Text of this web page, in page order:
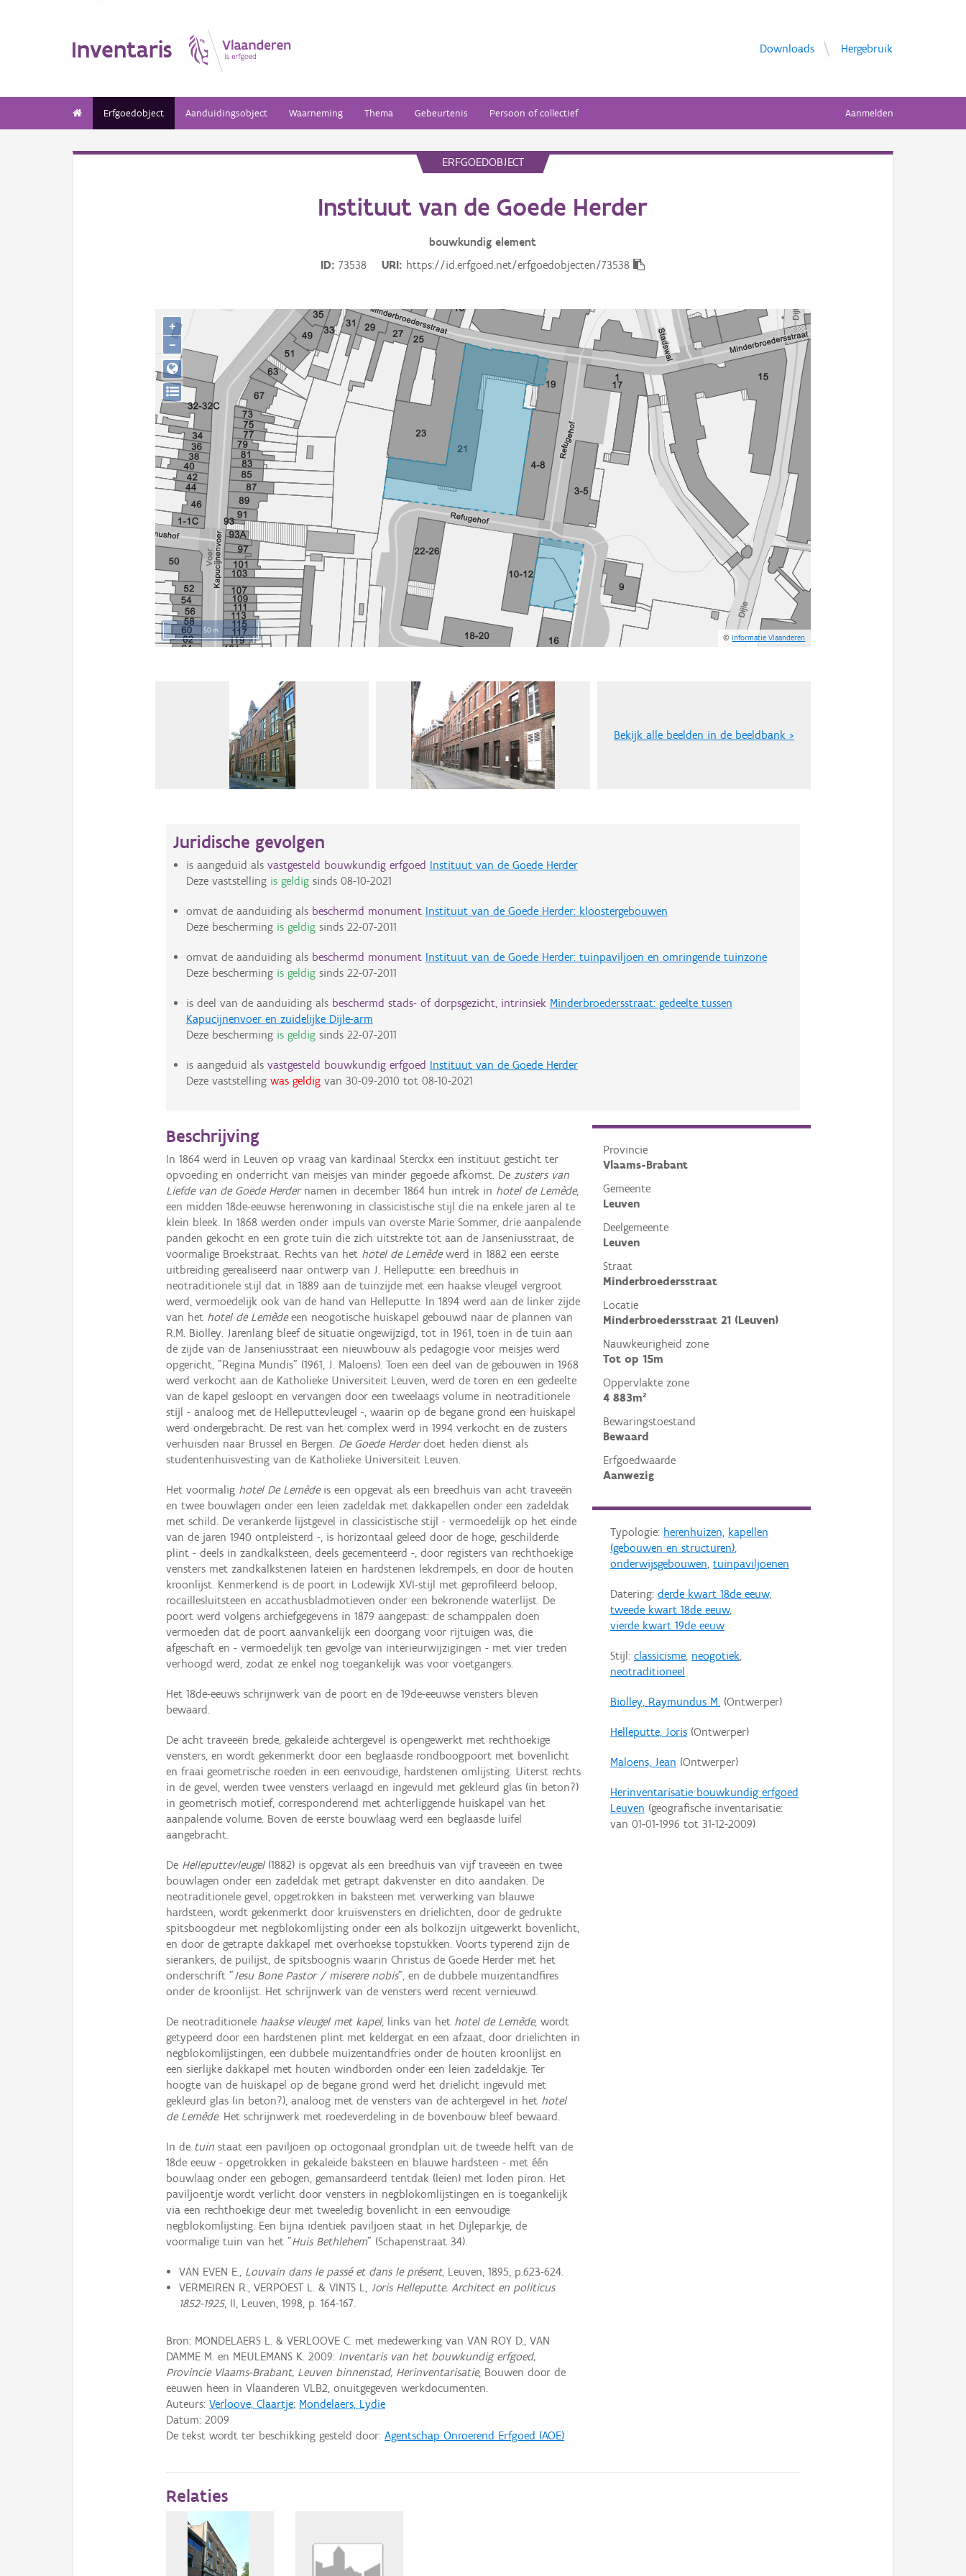
Inventaris Downloads Hergebruik
Erfgoedobject Aanduidingsobject Waarneming Thema Gebeurtenis Persoon of collectief Aanmelden
ERFGOEDOBJECT
Instituut van de Goede Herder
bouwkundig element
ID
73538 URI https://id.erfgoed.net/erfgoedobjecten/73538
50 m
©Informatie Vlaanderen
+
−
Bekijk alle beelden in de beeldbank >
Juridische gevolgen
is aangeduid als vastgesteld bouwkundig erfgoed Instituut van de Goede Herder
Deze vaststelling is geldigsinds 08-10-2021
omvat de aanduiding als beschermd monument Instituut van de Goede Herder: kloostergebouwen
Deze bescherming is geldigsinds 22-07-2011
omvat de aanduiding als beschermd monument Instituut van de Goede Herder: tuinpaviljoen en omringende tuinzone
Deze bescherming is geldigsinds 22-07-2011
is deel van de aanduiding als beschermd stads- of dorpsgezicht, intrinsiek Minderbroedersstraat: gedeelte tussen
Kapucijnenvoer en zuidelijke Dijle-arm
Deze bescherming is geldigsinds 22-07-2011
is aangeduid als vastgesteld bouwkundig erfgoed Instituut van de Goede Herder
Deze vaststelling was geldigvan 30-09-2010 tot 08-10-2021
Provincie
Vlaams-Brabant
Gemeente
Leuven
Deelgemeente
Leuven
Straat
Minderbroedersstraat
Locatie
Minderbroedersstraat 21 (Leuven)
Nauwkeurigheid zone
Tot op 15m
Oppervlakte zone
4 883m²
Bewaringstoestand
Bewaard
Erfgoedwaarde
Aanwezig
Typologie: herenhuizen, kapellen
(gebouwen en structuren),
onderwijsgebouwen, tuinpaviljoenen
Datering: derde kwart 18de eeuw,
tweede kwart 18de eeuw,
vierde kwart 19de eeuw
Stijl: classicisme, neogotiek,
neotraditioneel
Biolley, Raymundus M.(Ontwerper)
Helleputte, Joris(Ontwerper)
Maloens, Jean (Ontwerper)
Herinventarisatie bouwkundig erfgoed
Leuven (geografische inventarisatie:
van 01-01-1996 tot 31-12-2009)
Beschrijving
In 1864 werd in Leuven op vraag van kardinaal Sterckx een instituut gesticht ter
opvoeding en onderricht van meisjes van minder gegoede afkomst. De zusters van
Liefde van de Goede Herdernamen in december 1864 hun intrek in hotel de Lemède,
een midden 18de-eeuwse herenwoning in classicistische stijl die na enkele jaren al te
klein bleek. In 1868 werden onder impuls van overste Marie Sommer, drie aanpalende
panden gekocht en een grote tuin die zich uitstrekte tot aan de Janseniusstraat, de
voormalige Broekstraat. Rechts van het hotel de Lemèdewerd in 1882 een eerste
uitbreiding gerealiseerd naar ontwerp van J. Helleputte: een breedhuis in
neotraditionele stijl dat in 1889 aan de tuinzijde met een haakse vleugel vergroot
werd, vermoedelijk ook van de hand van Helleputte. In 1894 werd aan de linker zijde
van het hotel de Lemèdeeen neogotische huiskapel gebouwd naar de plannen van
R.M. Biolley. Jarenlang bleef de situatie ongewijzigd, tot in 1961, toen in de tuin aan
de zijde van de Janseniusstraat een nieuwbouw als pedagogie voor meisjes werd
opgericht, "Regina Mundis" (1961, J. Maloens). Toen een deel van de gebouwen in 1968
werd verkocht aan de Katholieke Universiteit Leuven, werd de toren en een gedeelte
van de kapel gesloopt en vervangen door een tweelaags volume in neotraditionele
stijl - analoog met de Helleputtevleugel -, waarin op de begane grond een huiskapel
werd ondergebracht. De rest van het complex werd in 1994 verkocht en de zusters
verhuisden naar Brussel en Bergen. De Goede Herderdoet heden dienst als
studentenhuisvesting van de Katholieke Universiteit Leuven.
Het voormalig hotel De Lemèdeis een opgevat als een breedhuis van acht traveeën
en twee bouwlagen onder een leien zadeldak met dakkapellen onder een zadeldak
met schild. De verankerde lijstgevel in classicistische stijl - vermoedelijk op het einde
van de jaren 1940 ontpleisterd -, is horizontaal geleed door de hoge, geschilderde
plint - deels in zandkalksteen, deels gecementeerd -, door registers van rechthoekige
vensters met zandkalkstenen lateien en hardstenen lekdrempels, en door de houten
kroonlijst. Kenmerkend is de poort in Lodewijk XVI-stijl met geprofileerd beloop,
rocaillesluitsteen en accathusbladmotieven onder een bekronende waterlijst. De
poort werd volgens archiefgegevens in 1879 aangepast: de schamppalen doen
vermoeden dat de poort aanvankelijk een doorgang voor rijtuigen was, die
afgeschaft en - vermoedelijk ten gevolge van interieurwijzigingen - met vier treden
verhoogd werd, zodat ze enkel nog toegankelijk was voor voetgangers.
Het 18de-eeuws schrijnwerk van de poort en de 19de-eeuwse vensters bleven
bewaard.
De acht traveeën brede, gekaleide achtergevel is opengewerkt met rechthoekige
vensters, en wordt gekenmerkt door een beglaasde rondboogpoort met bovenlicht
en fraai geometrische roeden in een eenvoudige, hardstenen omlijsting. Uiterst rechts
in de gevel, werden twee vensters verlaagd en ingevuld met gekleurd glas (in beton?)
in geometrisch motief, corresponderend met achterliggende huiskapel van het
aanpalende volume. Boven de eerste bouwlaag werd een beglaasde luifel
aangebracht.
De Helleputtevleugel(1882) is opgevat als een breedhuis van vijf traveeën en twee
bouwlagen onder een zadeldak met getrapt dakvenster en dito aandaken. De
neotraditionele gevel, opgetrokken in baksteen met verwerking van blauwe
hardsteen, wordt gekenmerkt door kruisvensters en drielichten, door de gedrukte
spitsboogdeur met negblokomlijsting onder een als bolkozijn uitgewerkt bovenlicht,
en door de getrapte dakkapel met overhoekse topstukken. Voorts typerend zijn de
sierankers, de puilijst, de spitsboognis waarin Christus de Goede Herder met het
onderschrift "Jesu Bone Pastor / miserere nobis", en de dubbele muizentandfires
onder de kroonlijst. Het schrijnwerk van de vensters werd recent vernieuwd.
De neotraditionele haakse vleugel met kapel, links van het hotel de Lemède, wordt
getypeerd door een hardstenen plint met keldergat en een afzaat, door drielichten in
negblokomlijstingen, een dubbele muizentandfries onder de houten kroonlijst en
een sierlijke dakkapel met houten windborden onder een leien zadeldakje. Ter
hoogte van de huiskapel op de begane grond werd het drielicht ingevuld met
gekleurd glas (in beton?), analoog met de vensters van de achtergevel in het hotel
de Lemède. Het schrijnwerk met roedeverdeling in de bovenbouw bleef bewaard.
In de tuin staat een paviljoen op octogonaal grondplan uit de tweede helft van de
18de eeuw - opgetrokken in gekaleide baksteen en blauwe hardsteen - met één
bouwlaag onder een gebogen, gemansardeerd tentdak (leien) met loden piron. Het
paviljoentje wordt verlicht door vensters in negblokomlijstingen en is toegankelijk
via een rechthoekige deur met tweeledig bovenlicht in een eenvoudige
negblokomlijsting. Een bijna identiek paviljoen staat in het Dijleparkje, de
voormalige tuin van het "Huis Bethlehem" (Schapenstraat 34).
VAN EVEN E., Louvain dans le passé et dans le présent, Leuven, 1895, p.623-624.
VERMEIREN R., VERPOEST L. & VINTS L, Joris Helleputte. Architect en politicus
1852-1925, II, Leuven, 1998, p. 164-167.
Bron: MONDELAERS L. & VERLOOVE C. met medewerking van VAN ROY D., VAN
DAMME M. en MEULEMANS K. 2009: Inventaris van het bouwkundig erfgoed,
Provincie Vlaams-Brabant, Leuven binnenstad, Herinventarisatie, Bouwen door de
eeuwen heen in Vlaanderen VLB2, onuitgegeven werkdocumenten.
Auteurs:Verloove, Claartje; Mondelaers, Lydie
Datum:2009
De tekst wordt ter beschikking gesteld door:Agentschap Onroerend Erfgoed (AOE)
Relaties